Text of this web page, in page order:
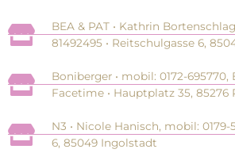
BEA & PAT • Kathrin
81492495 • Reitschulgasse 6,
Boniberger • mobil: 0172-
Facetime • Hauptplatz 35, 85276
N3 • Nicole Hanisch, mobil: 0179-
6, 85049 Ingolstadt